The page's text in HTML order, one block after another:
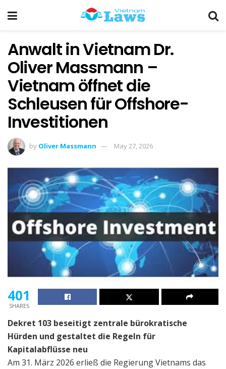
Anwalt in Vietnam Dr.
Oliver Massmann –
Vietnam öffnet die
Schleusen für Offshore-
Investitionen
by Oliver Massmann May 27, 2026
401
SHARES
Dekret 103 beseitigt zentrale bürokratische
Hürden und gestaltet die Regeln für
Kapitalabflüsse neu
Am 31. März 2026 erließ die Regierung Vietnams das